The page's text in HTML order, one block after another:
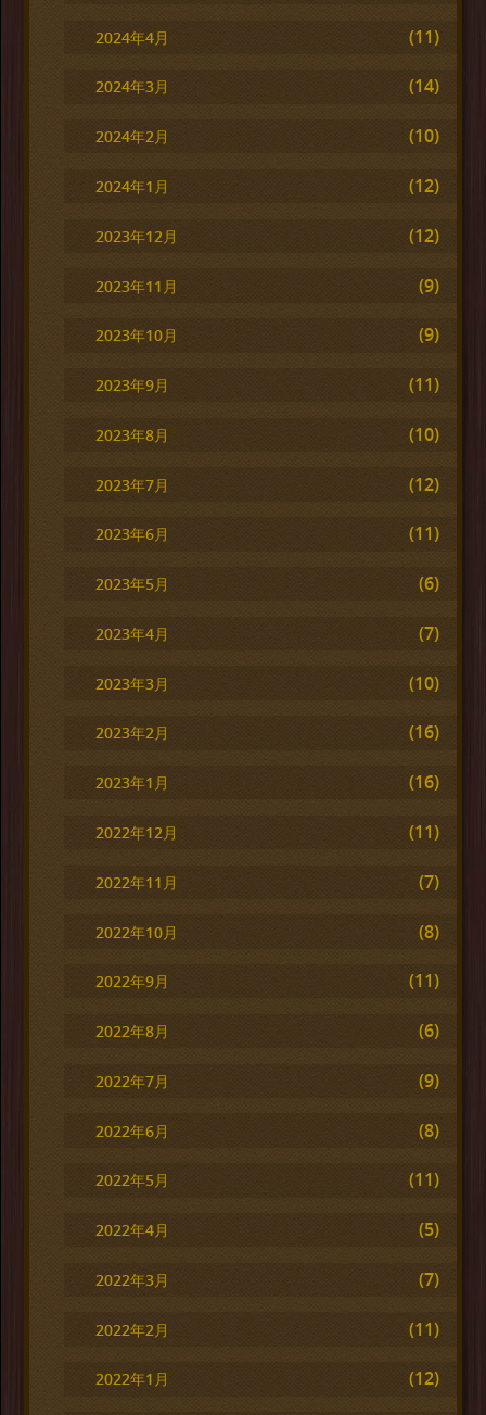
2024年4月 (11)
2024年3月 (14)
2024年2月 (10)
2024年1月 (12)
2023年12月 (12)
2023年11月 (9)
2023年10月 (9)
2023年9月 (11)
2023年8月 (10)
2023年7月 (12)
2023年6月 (11)
2023年5月 (6)
2023年4月 (7)
2023年3月 (10)
2023年2月 (16)
2023年1月 (16)
2022年12月 (11)
2022年11月 (7)
2022年10月 (8)
2022年9月 (11)
2022年8月 (6)
2022年7月 (9)
2022年6月 (8)
2022年5月 (11)
2022年4月 (5)
2022年3月 (7)
2022年2月 (11)
2022年1月 (12)